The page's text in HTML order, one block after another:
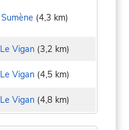
Sumène (4,3 km)
Le Vigan(3,2 km)
Le Vigan(4,5 km)
Le Vigan(4,8 km)